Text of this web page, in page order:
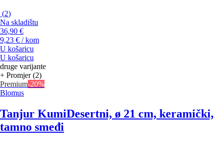
(2)
Na skladištu
36,90 €
9,23 € / kom
U košaricu
U košaricu
druge varijante
+ Promjer (2)
Premium-20%
Blomus
Tanjur KumiDesertni, ø 21 cm, keramički,
tamno smeđi